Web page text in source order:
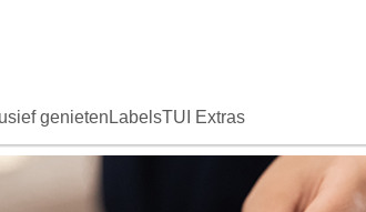
genieten LabelsTUI Extras